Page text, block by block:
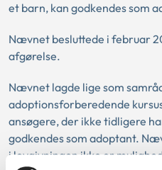
et barn, kan godkendes som
Nævnet besluttede i februar
afgørelse.
Nævnet lagde lige som
adoptionsforberedende
ansøgere, der ikke tidligere
godkendes som adoptant.
i lovgivningen ikke er